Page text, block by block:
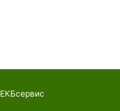
ЕКБсервис